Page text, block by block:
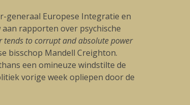
generaal Europese Integratie en
rapporten over psychische
tends to corrupt and absolute power
bisschop Mandell Creighton.
een omineuze windstilte de
vorige week opliepen door de